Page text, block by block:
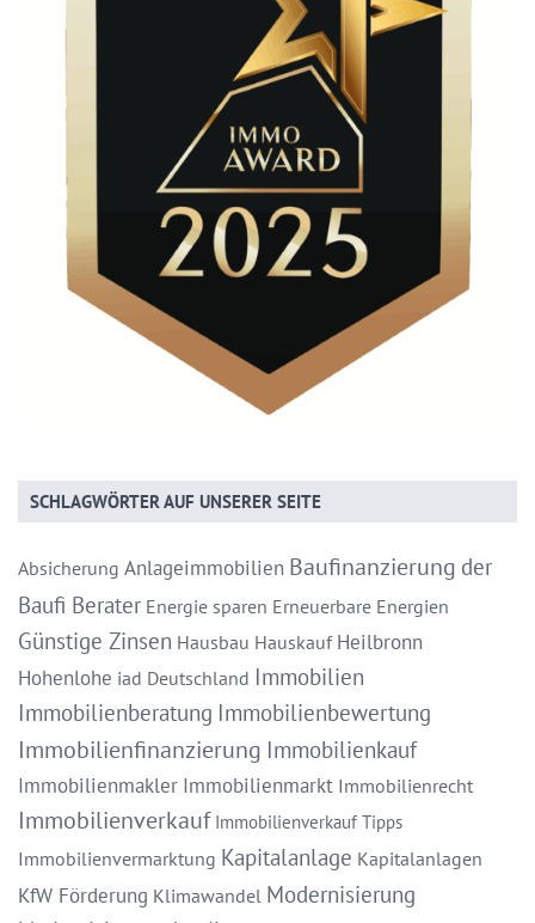
SCHLAGWÖRTER AUF UNSERER SEITE
Absicherung Anlageimmobilien Baufinanzierung der
Baufi Berater Energie sparen Erneuerbare Energien
Günstige Zinsen Hausbau Hauskauf Heilbronn
Hohenlohe iad Deutschland Immobilien
Immobilienberatung Immobilienbewertung
Immobilienfinanzierung Immobilienkauf
Immobilienmakler Immobilienmarkt Immobilienrecht
Immobilienverkauf Immobilienverkauf Tipps
Immobilienvermarktung Kapitalanlage Kapitalanlagen
KfW Förderung Klimawandel Modernisierung